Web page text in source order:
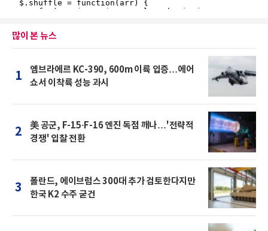
많이 본 뉴스
1
엠브라에르 KC-390, 600m 이륙 입증…에어
쇼서 이착륙 성능 과시
2
美 공군, F-15·F-16 엔진 독점 깨나…'전략적
경쟁' 입찰 전환
3
폴란드, 에이브럼스 300대 추가 검토한다지만
한국 K2 수주 굳건